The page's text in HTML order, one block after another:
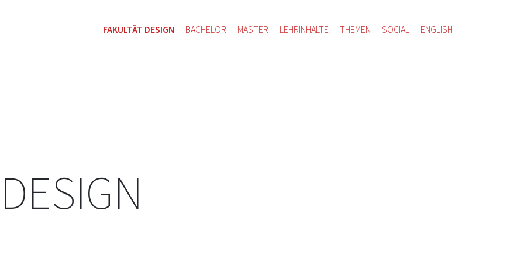
FAKULTÄT DESIGN BACHELOR MASTER LEHRINHALTE THEMEN SOCIAL ENGLISH